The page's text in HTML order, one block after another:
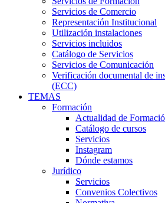
Servicios de Comercio
Representación Institucional
Utilización instalaciones
Servicios incluidos
Catálogo de Servicios
Servicios de Comunicación
Verificación documental de
(ECC)
TEMAS
Formación
Actualidad de
Catálogo de cursos
Servicios
Instagram
Dónde estamos
Jurídico
Servicios
Convenios Colectivos